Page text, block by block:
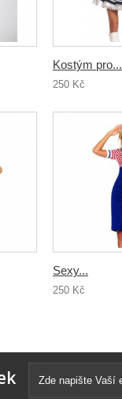
Kostým pro...
250 Kč
Sexy...
250 Kč